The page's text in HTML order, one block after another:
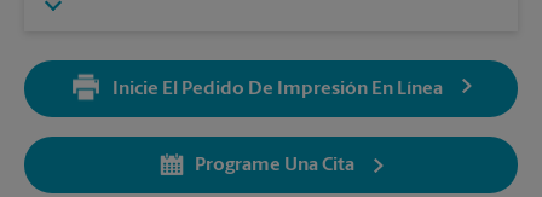
Viernes
Domingo
Sin Recolección
Lunes
5:30 PM
Martes
5:30 PM
Inicie El Pedido De Impresión En Línea
Programe Una Cita